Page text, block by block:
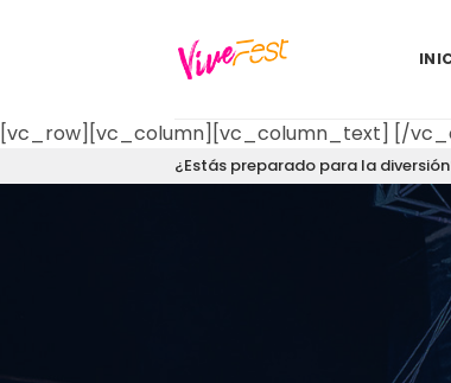
[vc_row][vc_column][vc_column_text] [/
¿Estás preparado para la